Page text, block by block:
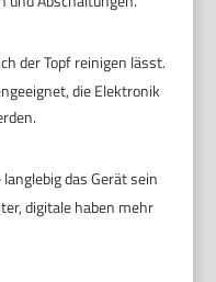
der Topf reinigen lässt.
die Elektronik
das Gerät sein
digitale haben mehr